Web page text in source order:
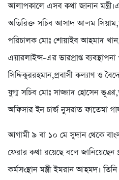
আলাপকালে এসব কথা জানান
অতিরিক্ত সচিব আসাদ আলম
পরিচালক মোঃ শোয়াইব আহমাদ
এয়ারলাইন্স-এর ভারপ্রাপ্ত
সিদ্দিকুররহমান,প্রবাসী কল্যাণ ও
যুগ্ম সচিব মোঃ সাজ্জাদ হোসেন
অফিসার ইন চার্জ নুসরাত ফাতেমা
আগামী ৯ বা ১০ মে সুদান থেকে
ফেরার কথা রয়েছে বলে জানিয়েছেন
কর্মসংস্থান মন্ত্রী ইমরান আহমদ।